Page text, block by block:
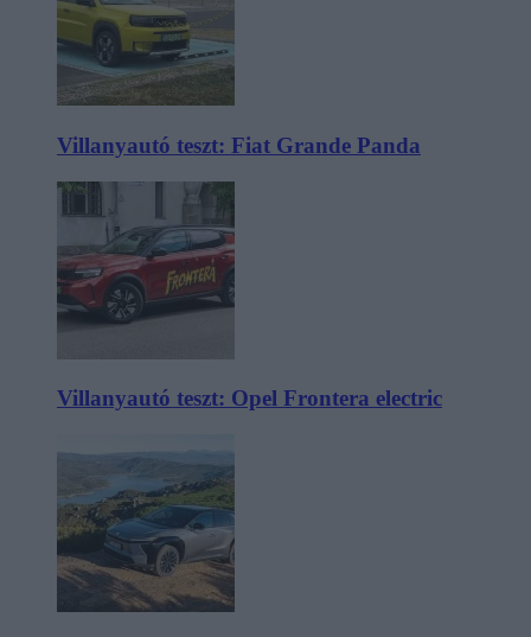
Villanyautó teszt: Fiat Grande Panda
Villanyautó teszt: Opel Frontera electric